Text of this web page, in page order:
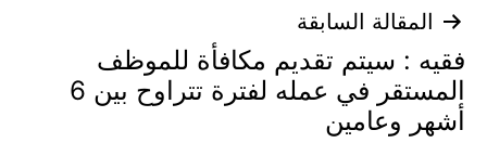
تصفّح
المقالات
المقالة السابقة
فقيه : سيتم تقديم مكافأة للموظف
المستقر في عمله لفترة تتراوح بين 6
أشهر وعامين